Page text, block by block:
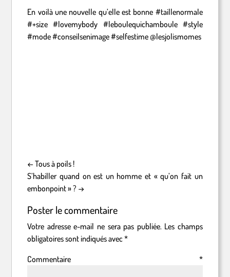
En voilà une nouvelle qu’elle est bonne #taillenormale
#+size #lovemybody #leboulequichamboule #style
#mode #conseilsenimage #selfestime @lesjolismomes
← Tous à poils !
S’habiller quand on est un homme et « qu’on fait un
embonpoint » ? →
Poster le commentaire
Votre adresse e-mail ne sera pas publiée. Les champs
obligatoires sont indiqués avec*
Commentaire *